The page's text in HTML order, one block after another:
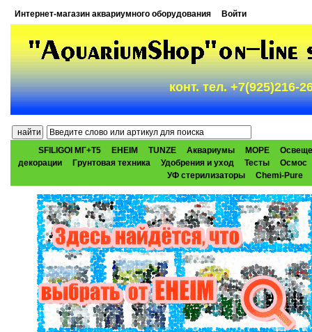
Интернет-магазин аквариумного оборудования Войти
конт. тел. +7(925)216-
SFILIGOI МГ+Т5 EHEIM TUNZE Аквариумы МОРЕ
декорации
Грунтовая техника Удобрения и уход Тесты
Осмос
УФ стерилизаторы
Chemi-Pure